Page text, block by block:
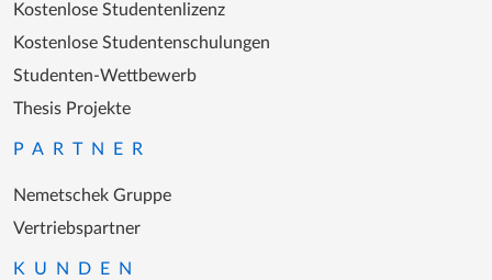
Kostenlose Studentenlizenz
Kostenlose Studentenschulungen
Studenten-Wettbewerb
Thesis Projekte
PARTNER
Nemetschek Gruppe
Vertriebspartner
KUNDEN